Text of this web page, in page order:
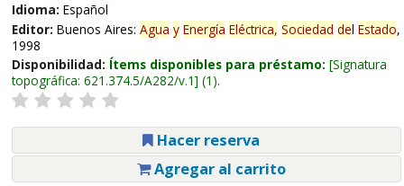
Idioma: Español
Editor: Buenos Aires: Agua y Energía Eléctrica, Sociedad del Estado,
1998
Disponibilidad: Ítems disponibles para préstamo: Signatura
topográfica: 621.374.5/A282/v.1 (1).
Hacer reserva
Agregar al carrito